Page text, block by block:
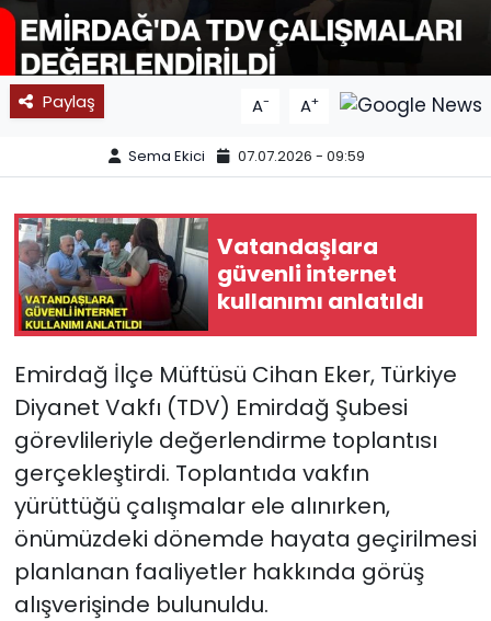
Paylaş A- A+
Sema Ekici 07.07.2026 - 09:59
Vatandaşlara
güvenli internet
kullanımı anlatıldı
Emirdağ İlçe Müftüsü Cihan Eker, Türkiye
Diyanet Vakfı (TDV) Emirdağ Şubesi
görevlileriyle değerlendirme toplantısı
gerçekleştirdi. Toplantıda vakfın
yürüttüğü çalışmalar ele alınırken,
önümüzdeki dönemde hayata geçirilmesi
planlanan faaliyetler hakkında görüş
alışverişinde bulunuldu.